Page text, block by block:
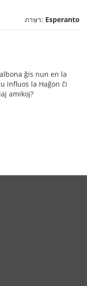
ภาษา: Esperanto
ĝis nun en la
influos la Haĝon ĉi
amikoj?